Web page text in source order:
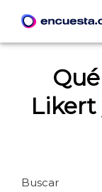
Likert
Buscar